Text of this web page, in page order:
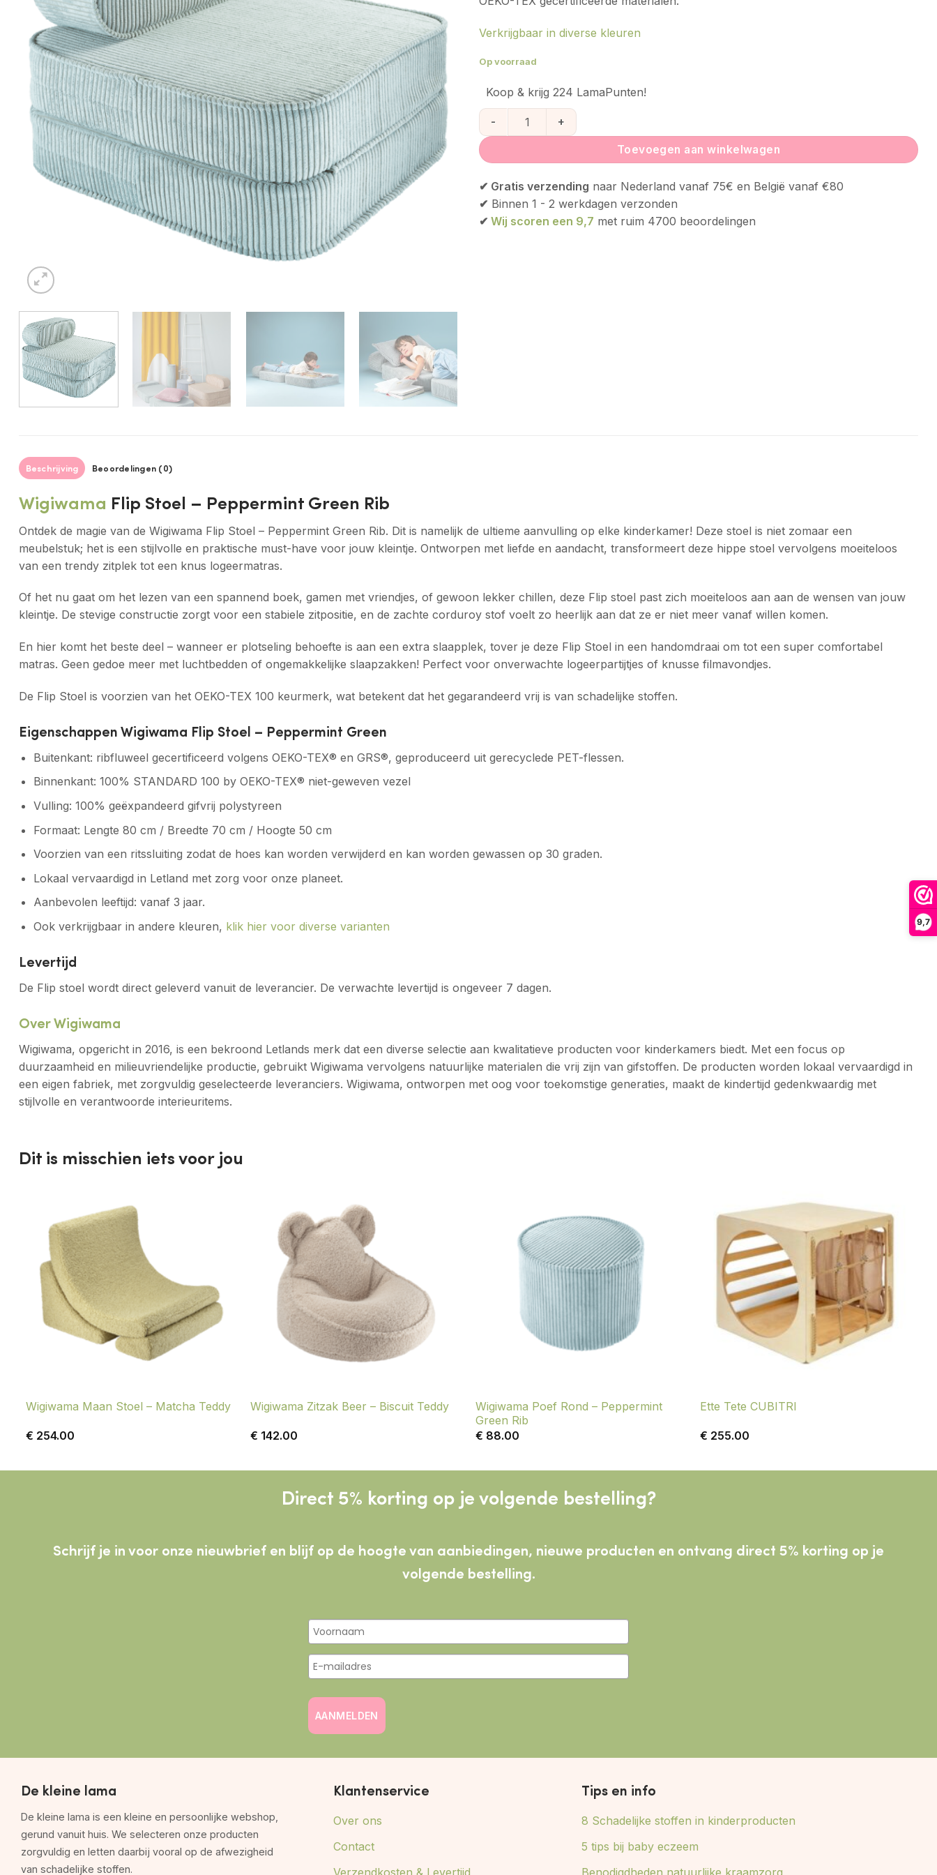
9,7
Verkrijgbaar in diverse kleuren
Op voorraad
Koop & krijg 224 LamaPunten!
Wigiwama Flip Stoel - Peppermint Green Rib aantal
Toevoegen aan winkelwagen
✔ Gratis verzending naar Nederland vanaf 75€ en België vanaf €80
✔ Binnen 1 - 2 werkdagen verzonden
✔ Wij scoren een 9,7 met ruim 4700 beoordelingen
Beschrijving Beoordelingen (0)
Wigiwama Flip Stoel – Peppermint Green Rib
Ontdek de magie van de Wigiwama Flip Stoel – Peppermint Green Rib. Dit is namelijk de ultieme aanvulling op elke kinderkamer! Deze stoel is niet zomaar een
meubelstuk; het is een stijlvolle en praktische must-have voor jouw kleintje. Ontworpen met liefde en aandacht, transformeert deze hippe stoel vervolgens moeiteloos
van een trendy zitplek tot een knus logeermatras.
Of het nu gaat om het lezen van een spannend boek, gamen met vriendjes, of gewoon lekker chillen, deze Flip stoel past zich moeiteloos aan aan de wensen van jouw
kleintje. De stevige constructie zorgt voor een stabiele zitpositie, en de zachte corduroy stof voelt zo heerlijk aan dat ze er niet meer vanaf willen komen.
En hier komt het beste deel – wanneer er plotseling behoefte is aan een extra slaapplek, tover je deze Flip Stoel in een handomdraai om tot een super comfortabel
matras. Geen gedoe meer met luchtbedden of ongemakkelijke slaapzakken! Perfect voor onverwachte logeerpartijtjes of knusse filmavondjes.
De Flip Stoel is voorzien van het OEKO-TEX 100 keurmerk, wat betekent dat het gegarandeerd vrij is van schadelijke stoffen.
Eigenschappen Wigiwama Flip Stoel – Peppermint Green
Buitenkant: ribfluweel gecertificeerd volgens OEKO-TEX® en GRS®, geproduceerd uit gerecyclede PET-flessen.
Binnenkant: 100% STANDARD 100 by OEKO-TEX® niet-geweven vezel
Vulling: 100% geëxpandeerd gifvrij polystyreen
Formaat: Lengte 80 cm / Breedte 70 cm / Hoogte 50 cm
Voorzien van een ritssluiting zodat de hoes kan worden verwijderd en kan worden gewassen op 30 graden.
Lokaal vervaardigd in Letland met zorg voor onze planeet.
Aanbevolen leeftijd: vanaf 3 jaar.
Ook verkrijgbaar in andere kleuren, klik hier voor diverse varianten
Levertijd
De Flip stoel wordt direct geleverd vanuit de leverancier. De verwachte levertijd is ongeveer 7 dagen.
Over Wigiwama
Wigiwama, opgericht in 2016, is een bekroond Letlands merk dat een diverse selectie aan kwalitatieve producten voor kinderkamers biedt. Met een focus op
duurzaamheid en milieuvriendelijke productie, gebruikt Wigiwama vervolgens natuurlijke materialen die vrij zijn van gifstoffen. De producten worden lokaal vervaardigd in
een eigen fabriek, met zorgvuldig geselecteerde leveranciers. Wigiwama, ontworpen met oog voor toekomstige generaties, maakt de kindertijd gedenkwaardig met
stijlvolle en verantwoorde interieuritems.
Dit is misschien iets voor jou
Wigiwama Maan Stoel – Matcha Teddy
€ 254.00
Wigiwama Zitzak Beer – Biscuit Teddy
€ 142.00
Wigiwama Poef Rond – Peppermint
Green Rib
€ 88.00
Ette Tete CUBITRI
€ 255.00
Direct 5% korting op je volgende bestelling?
Schrijf je in voor onze nieuwbrief en blijf op de hoogte van aanbiedingen, nieuwe producten en ontvang direct 5% korting op je
volgende bestelling.
AANMELDEN
De kleine lama
De kleine lama is een kleine en persoonlijke webshop,
gerund vanuit huis. We selecteren onze producten
zorgvuldig en letten daarbij vooral op de afwezigheid
van schadelijke stoffen.
Klantenservice
Over ons
Contact
Verzendkosten & Levertijd
Tips en info
8 Schadelijke stoffen in kinderproducten
5 tips bij baby eczeem
Benodigdheden natuurlijke kraamzorg